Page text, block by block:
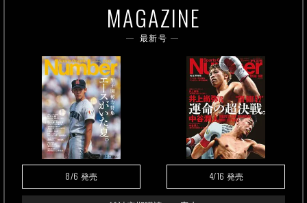
MAGAZINE
最新号
8/6 発売 4/16 発売